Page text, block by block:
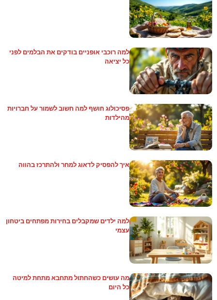
למה רוכבי אופניים בודקים את הבלמים לפני
כל יציאה
פסיכולוג חושף למה חשוב לשמור על חברויות
מהילדות
איך להפסיק לדאוג למחר ולהתרכז בהווה
למה ילדים שמקבלים בחירות מפתחים ביטחון
עצמי
מה עושים כשהחתול מתחבא מתחת למיטה
כל היום